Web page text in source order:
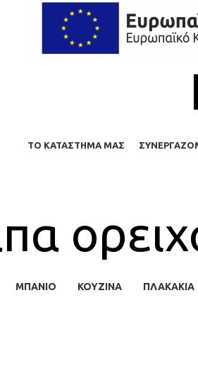
ΤΟ ΚΑΤΆΣΤΗΜΑ ΜΑΣ
ΜΠΆΝΙΟ ΚΟΥΖΙΝΑ ΠΛΑΚΆΚΙΑ